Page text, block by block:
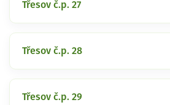
Třesov č.p. 27
Třesov č.p. 28
Třesov č.p. 29